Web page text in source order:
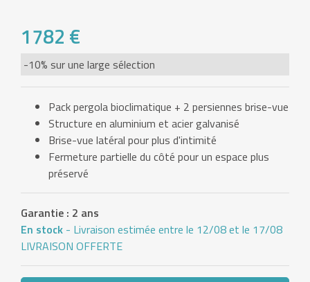
1782 €
-10% sur une large sélection
Pack pergola bioclimatique + 2 persiennes brise-vue
Structure en aluminium et acier galvanisé
Brise-vue latéral pour plus d'intimité
Fermeture partielle du côté pour un espace plus
préservé
Garantie : 2 ans
En stock - Livraison estimée entre le 12/08 et le 17/08
LIVRAISON OFFERTE